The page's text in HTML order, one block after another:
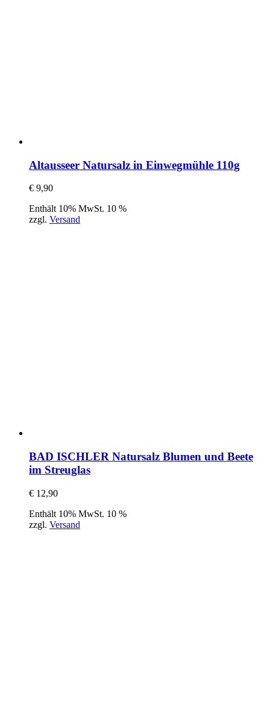
Altausseer Natursalz in Einwegmühle 110g
€ 9,90
Enthält 10% MwSt. 10 %
zzgl. Versand
BAD ISCHLER Natursalz Blumen und Beete
im Streuglas
€ 12,90
Enthält 10% MwSt. 10 %
zzgl. Versand